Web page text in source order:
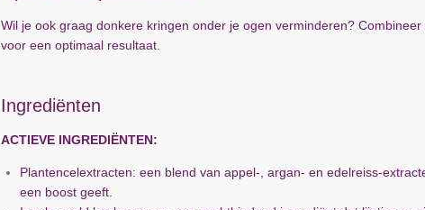
Wil je ook graag donkere kringen onder je ogen verminderen?
voor een optimaal resultaat.
Ingrediënten
ACTIEVE INGREDIËNTEN:
Plantencelextracten: een blend van appel-, argan- en edelreiss-
een boost geeft.